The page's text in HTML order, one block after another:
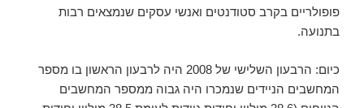
פופולריים בקרב סטודנטים ואנשי עסקים שנמצאים רבות
בתנועה.
כיום: הרבעון השלישי של 2008 היה לרבעון הראשון בו מספר
המחשבים הניידים שנמכרו היה גבוה ממספר המחשבים